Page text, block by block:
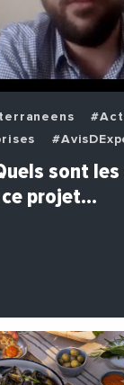
#Institutions
sont
projet…